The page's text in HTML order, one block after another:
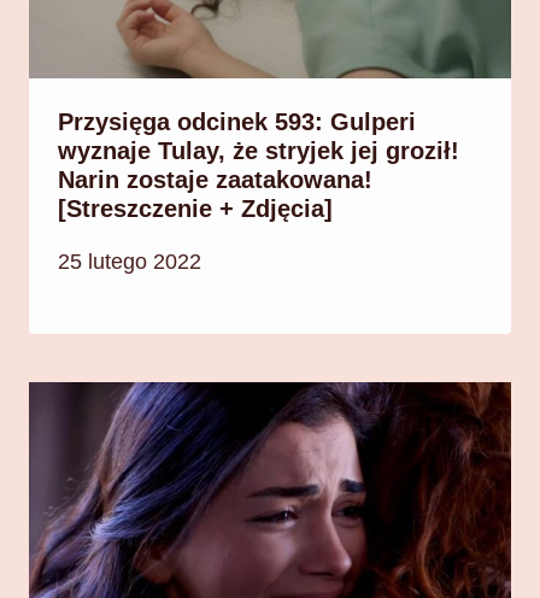
Przysięga odcinek 593: Gulperi
wyznaje Tulay, że stryjek jej groził!
Narin zostaje zaatakowana!
[Streszczenie + Zdjęcia]
25 lutego 2022